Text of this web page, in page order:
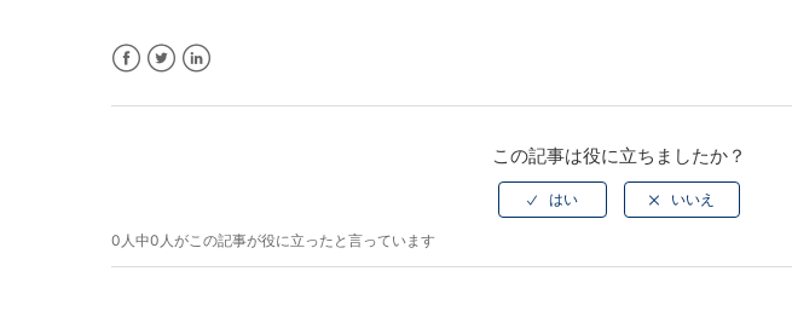
この記事は役に立ちましたか？
0人中0人がこの記事が役に立ったと言っています